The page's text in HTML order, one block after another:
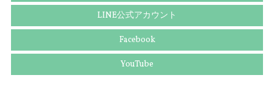
LINE公式アカウント
Facebook
YouTube